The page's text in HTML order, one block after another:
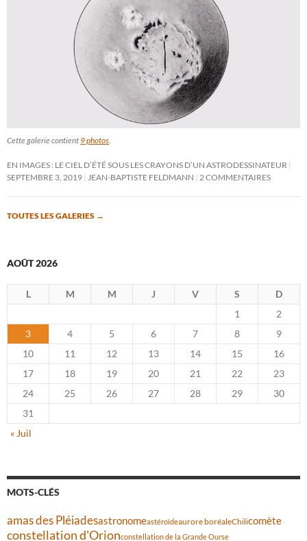
Cette galerie contient 9 photos
EN IMAGES : LE CIEL D’ÉTÉ SOUS LES CRAYONS D’UN ASTRODESSINATEUR
SEPTEMBRE 3, 2019
JEAN-BAPTISTE FELDMANN 2 COMMENTAIRES
TOUTES LES GALERIES →
AOÛT 2026
L M M J V S
D
1
2
3
4 5 6 7 8
9
10
11 12 13 14 15
16
17
18 19 20 21 22
23
24
25 26 27 28 29
30
31
« Juil
MOTS-CLÉS
amas des Pléiadesastronomeastéroïdeaurore boréaleChilicomète
constellation d'Orionconstellation de la Grande Ourse